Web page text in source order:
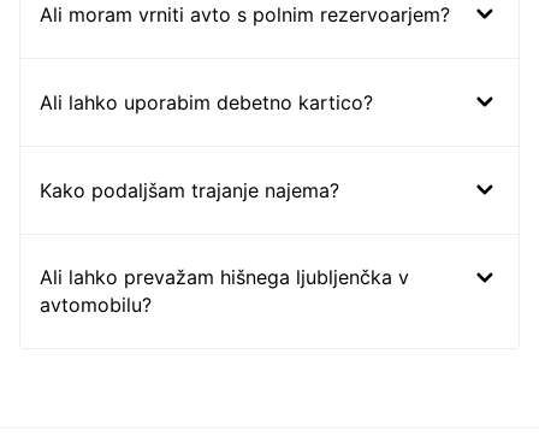
Ali moram vrniti avto s polnim rezervoarjem?
Ali lahko uporabim debetno kartico?
Kako podaljšam trajanje najema?
Ali lahko prevažam hišnega ljubljenčka v
avtomobilu?